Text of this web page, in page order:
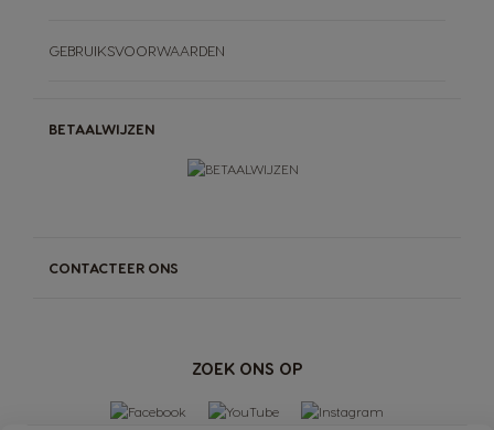
ZOEK ONS OP
BETAALWIJZEN
CONTACTEER ONS
GEBRUIKSVOORWAARDEN